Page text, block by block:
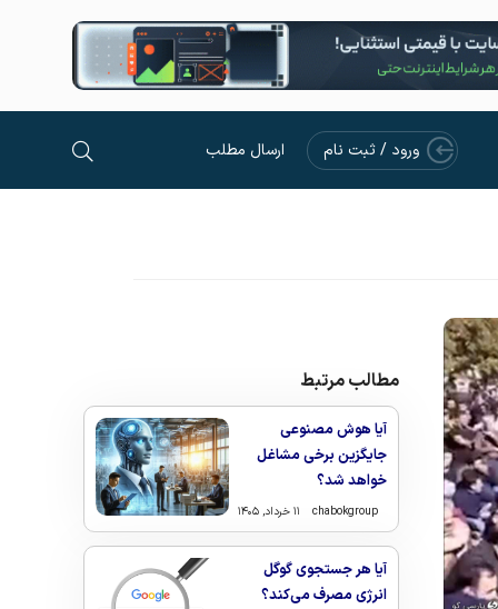
ورود / ثبت نام ارسال مطلب
مطالب مرتبط
آیا هوش مصنوعی
جایگزین برخی مشاغل
خواهد شد؟
chabokgroup ۱۱ خرداد, ۱۴۰۵
آیا هر جستجوی گوگل
انرژی مصرف می‌کند؟